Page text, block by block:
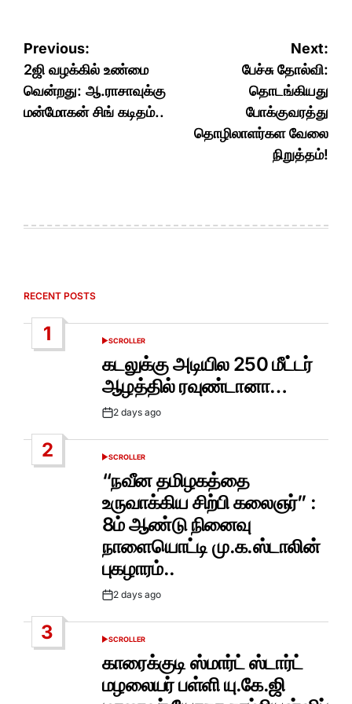
Post
navigation
Previous:
2ஜி வழக்கில் உண்மை
வென்றது: ஆ.ராசாவுக்கு
மன்மோகன் சிங் கடிதம்..
Next:
பேச்சு தோல்வி:
தொடங்கியது
போக்குவரத்து
தொழிலாளர்கள வேலை
நிறுத்தம்!
RECENT POSTS
1
POSTED
SCROLLER
கடலுக்கு அடியில 250 மீட்டர்
ஆழத்தில் ரவுண்டானா…
Post2 days ago
2
POSTED
SCROLLER
“நவீன தமிழகத்தை
உருவாக்கிய சிற்பி கலைஞர்” :
8ம் ஆண்டு நினைவு
நாளையொட்டி மு.க.ஸ்டாலின்
புகழாரம்..
Post2 days ago
3
POSTED
SCROLLER
காரைக்குடி ஸ்மார்ட் ஸ்டார்ட்
மழலையர் பள்ளி யு.கே.ஜி